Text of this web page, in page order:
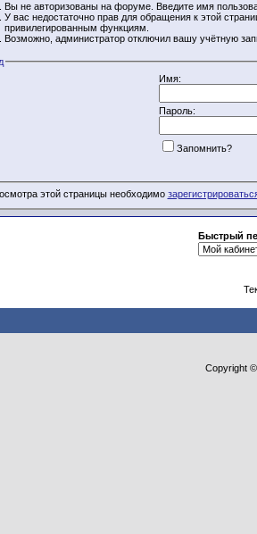
Вы не авторизованы на форуме. Введите имя
У вас недостаточно прав для обращения к этой
привилегированным функциям.
Возможно, администратор отключил вашу учётную
Имя:
Пароль:
Запомнить?
этой страницы необходимо
Быстрый
Copyright